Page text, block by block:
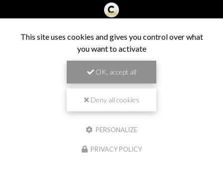
Secteur -En savoir +
9.9/10
VÉRIFIÉ
This site uses cookies and gives you control over what
you want to activate
OK, accept all
Deny all cookies
PERSONALIZE
PRIVACY POLICY